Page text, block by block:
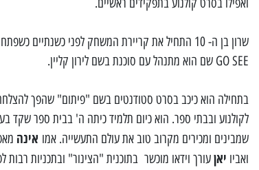
שרון בן ה- 10 התחיל את קריירת המשחק לפני
GO SEE שם הוא מתנהל עם סוכנת
בשם לירון קליין.
בתחילה הוא כיכב בסרט סטודנטים בשם "פיתום" שהפך
שמבינים ומכירים מקרוב טוב את עולם התעשייה. אמו אינה
ואביו יאןעורך וידאו מוכשר בתוכנית "הצינור" ובתכניות רבות